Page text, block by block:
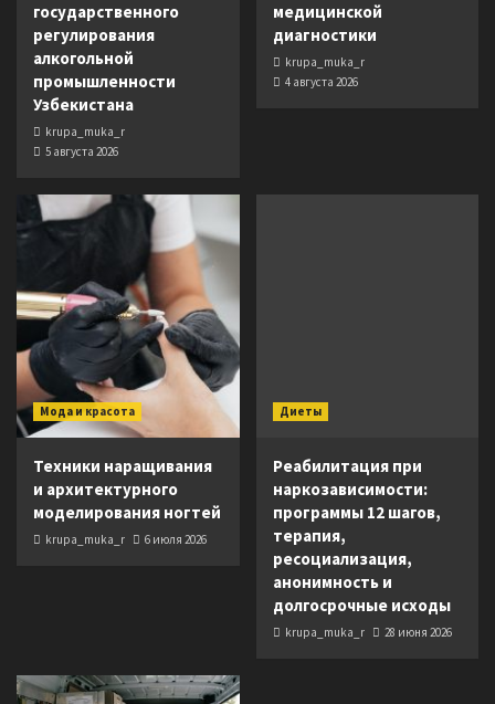
государственного
регулирования
алкогольной
промышленности
Узбекистана
krupa_muka_r
5 августа 2026
медицинской
диагностики
krupa_muka_r
4 августа 2026
Мода и красота
Техники наращивания
и архитектурного
моделирования ногтей
krupa_muka_r 6 июля 2026
Диеты
Реабилитация при
наркозависимости:
программы 12 шагов,
терапия,
ресоциализация,
анонимность и
долгосрочные исходы
krupa_muka_r 28 июня 2026